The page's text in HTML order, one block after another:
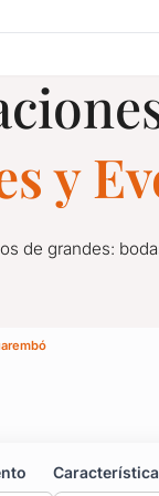
en
y
de grandes:
de grandes:
quieras para